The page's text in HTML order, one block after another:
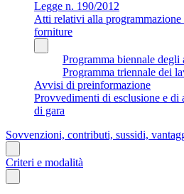
Legge n. 190/2012
Atti relativi alla
forniture
Programma biennale
Programma triennale dei
Avvisi di preinformazione
Provvedimenti di esclusione e di
di gara
Sovvenzioni, contributi, sussidi,
Criteri e modalità